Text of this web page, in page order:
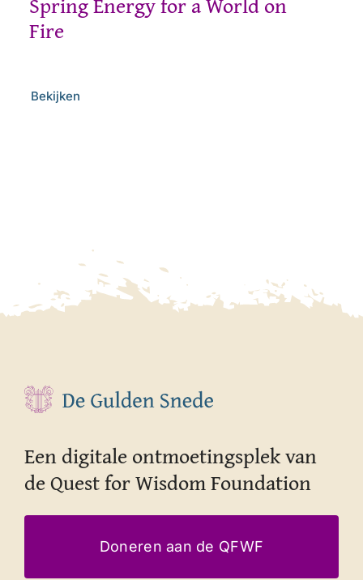
Fire
Bekijken
Een digitale ontmoetingsplek van
de Quest for Wisdom Foundation
Doneren aan de QFWF